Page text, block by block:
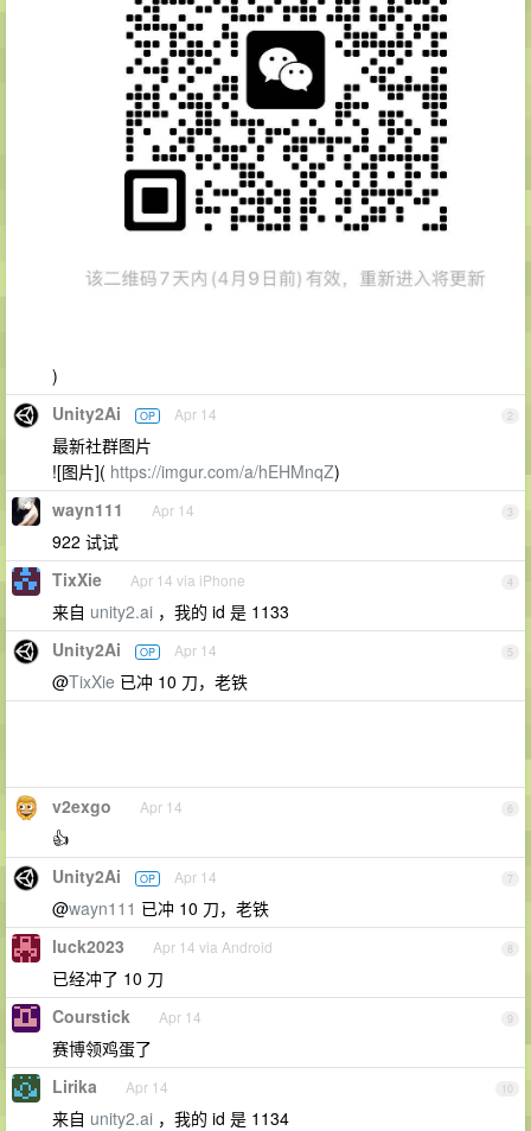
)
2
Unity2Ai OP Apr 14
最新社群图片
![图片]( https://imgur.com/a/hEHMnqZ)
3
wayn111 Apr 14
922 试试
4
TixXie Apr 14 via iPhone
来自 unity2.ai ，我的 id 是 1133
5
Unity2Ai OP Apr 14
@TixXie 已冲 10 刀，老铁
6
v2exgo Apr 14
👍
7
Unity2Ai OP Apr 14
@wayn111 已冲 10 刀，老铁
8
luck2023 Apr 14 via Android
已经冲了 10 刀
9
Courstick Apr 14
赛博领鸡蛋了
10
Lirika Apr 14
来自 unity2.ai ，我的 id 是 1134